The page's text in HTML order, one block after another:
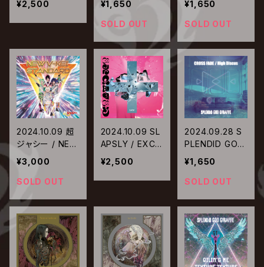
¥2,500
ーム
¥1,650
SOLD OUT
¥1,650
SOLD OUT
2024.10.09 超
ジャシー / NEW
V-KEI STANDA
RD
¥3,000
SOLD OUT
2024.10.09 SL
APSLY / EXCI
TED【通常盤】
¥2,500
2024.09.28 S
PLENDID GOD
GIRAFFE / CR
OSS FADE | Hi
gh Discus
¥1,650
SOLD OUT